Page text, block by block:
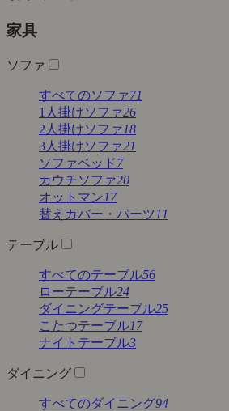
家具
ソファ
すべてのソファ71
1人掛けソファ26
2人掛けソファ 18
3人掛けソファ21
ソファベッド7
カウチソファ20
オットマン17
替えカバー・パーツ 11
テーブル
すべてのテーブル56
ローテーブル24
ダイニングテーブル25
こたつテーブル17
ナイトテーブル3
ダイニング
すべてのダイニング94